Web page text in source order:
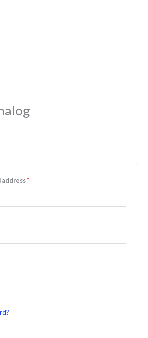
address*
Required